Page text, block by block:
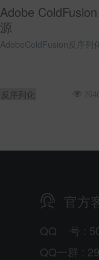
Adobe
源
AdobeColdFusion反序列
反序列化
官方
QQ 号 :
QQ一群 :